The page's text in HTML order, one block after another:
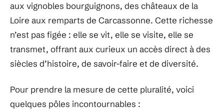
aux vignobles bourguignons, des châteaux de la
Loire aux remparts de Carcassonne. Cette richesse
n’est pas figée : elle se vit, elle se visite, elle se
transmet, offrant aux curieux un accès direct à des
siècles d’histoire, de savoir-faire et de diversité.
Pour prendre la mesure de cette pluralité, voici
quelques pôles incontournables :